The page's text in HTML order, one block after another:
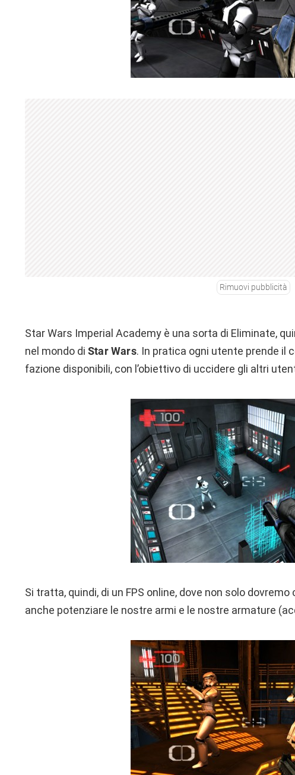
Rimuovi pubblicità
Star Wars Imperial Academy è una sorta di Eliminate,
nel mondo di Star Wars. In pratica ogni utente prende il
fazione disponibili, con l’obiettivo di uccidere gli altri
Si tratta, quindi, di un FPS online, dove non solo
anche potenziare le nostre armi e le nostre armature